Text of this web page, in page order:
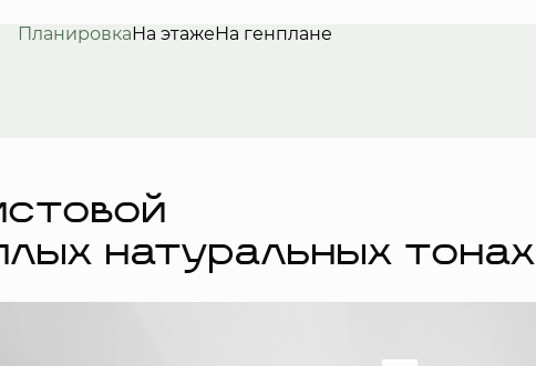
ПланировкаНа этажеНа генплане
натуральных тонах